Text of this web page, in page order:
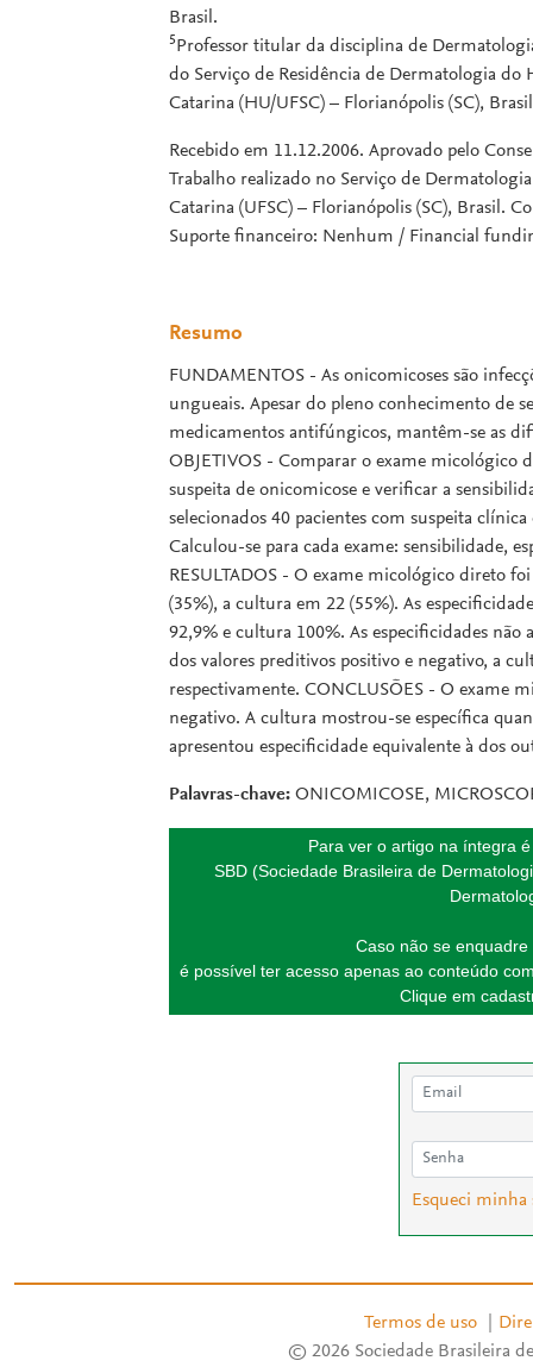
Brasil.
5 Professor titular da disciplina de
do Serviço de Residência de Dermatologia
Catarina (HU/UFSC) – Florianópolis (SC),
Recebido em 11.12.2006. Aprovado pelo
Trabalho realizado no Serviço de
Catarina (UFSC) – Florianópolis (SC), Brasil.
Suporte financeiro: Nenhum / Financial
Resumo
FUNDAMENTOS - As onicomicoses são
ungueais. Apesar do pleno conhecimento de
medicamentos antifúngicos, mantêm-se as
OBJETIVOS - Comparar o exame micológico
suspeita de onicomicose e verificar a
selecionados 40 pacientes com suspeita
Calculou-se para cada exame: sensibilidade,
RESULTADOS - O exame micológico direto
(35%), a cultura em 22 (55%). As
92,9% e cultura 100%. As especificidades
dos valores preditivos positivo e negativo, a
respectivamente. CONCLUSÕES - O exame
negativo. A cultura mostrou-se específica
apresentou especificidade equivalente à dos
Palavras-chave: ONICOMICOSE,
Para ver o artigo na íntegra
SBD (Sociedade Brasileira de
Caso não se
é possível ter acesso apenas ao conteúdo
Clique em
Esqueci minha
Termos de uso
© 2026 Sociedade Brasileira